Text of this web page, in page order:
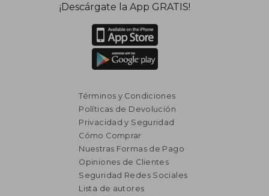
¡Descárgate la App GRATIS!
Términos y Condiciones
Políticas de Devolución
Privacidad y Seguridad
Cómo Comprar
Nuestras Formas de Pago
Opiniones de Clientes
Seguridad Redes Sociales
Lista de autores